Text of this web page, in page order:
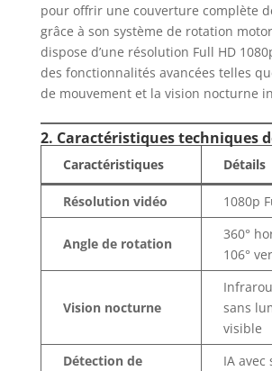
pour offrir une couverture complète
grâce à son système de rotation
dispose d’une résolution Full HD
des fonctionnalités avancées telles
de mouvement et la vision nocturne
2. Caractéristiques techniques
Caractéristiques Détails
Résolution vidéo 1080p
Angle de rotation
360°
106°
Vision nocturne
sans
visible
Détection de
IA avec